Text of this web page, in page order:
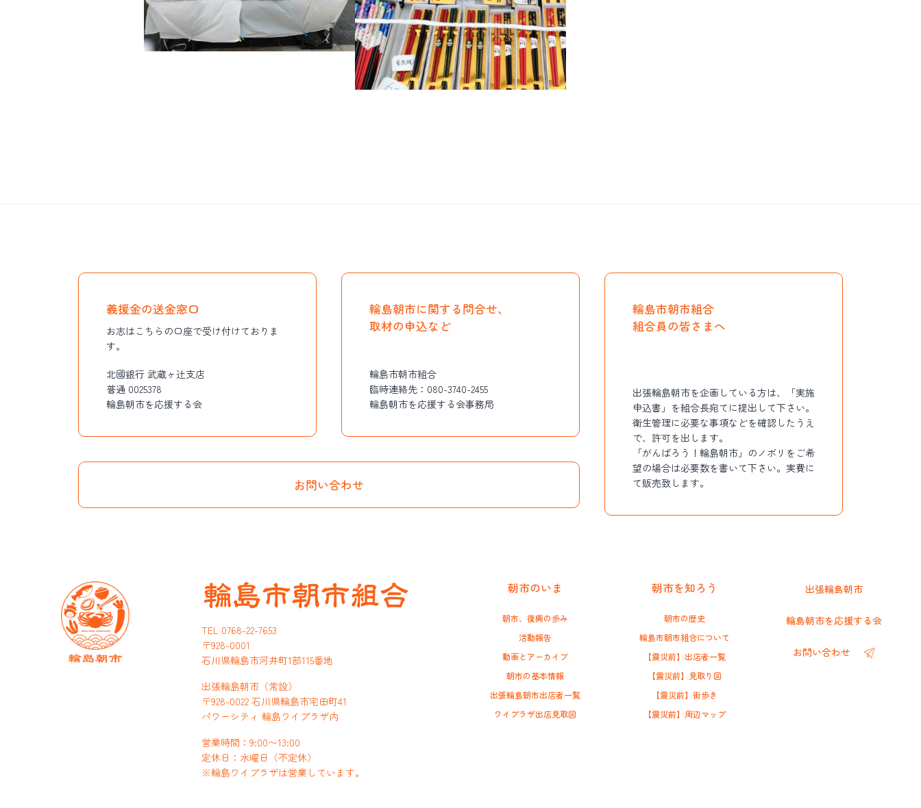
義援金の送金窓口
お志はこちらの口座で受け付けておりま
す。
北國銀行 武蔵ヶ辻支店
普通 0025378
輪島朝市を応援する会
輪島朝市に関する問合せ、
取材の申込など
輪島市朝市組合
臨時連絡先： 080-3740-2455
輪島朝市を応援する会事務局
お問い合わせ
輪島市朝市組合
組合員の皆さまへ
出張輪島朝市を企画している方は、「実施
申込書 」を組合長宛てに提出して下さい。
衛生管理に必要な事項などを確認したうえ
で、許可を出します。
「がんばろう！輪島朝市」のノボリをご希
望の場合は必要数を書いて下さい。実費に
て販売致します。
TEL 0768-22-7653
〒928-0001
石川県輪島市河井町1部115番地
出張輪島朝市（常設）
〒928-0022 石川県輪島市宅田町41
パワーシティ 輪島ワイプラザ内
営業時間：9:00〜13:00
定休日：水曜日（不定休）
※輪島ワイプラザは営業しています。
朝市のいま
朝市、復興の歩み
活動報告
動画とアーカイブ
朝市の基本情報
出張輪島朝市出店者一覧
ワイプラザ出店見取図
朝市を知ろう
朝市の歴史
輪島市朝市組合について
【震災前】出店者一覧
【震災前】見取り図
【震災前】街歩き
【震災前】周辺マップ
出張輪島朝市
輪島朝市を応援する会
お問い合わせ